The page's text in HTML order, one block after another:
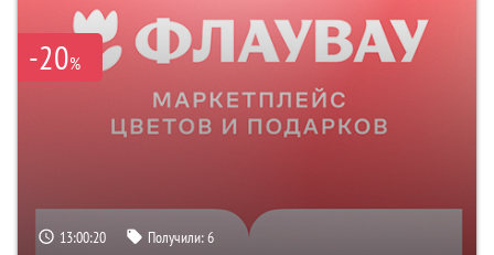
-20%
13:00:19 Получили:6